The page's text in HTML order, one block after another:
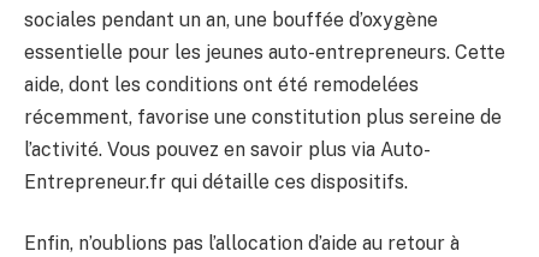
sociales pendant un an, une bouffée d’oxygène
essentielle pour les jeunes auto-entrepreneurs. Cette
aide, dont les conditions ont été remodelées
récemment, favorise une constitution plus sereine de
l’activité. Vous pouvez en savoir plus via Auto-
Entrepreneur.fr qui détaille ces dispositifs.
Enfin, n’oublions pas l’allocation d’aide au retour à